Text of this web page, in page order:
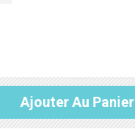
Ajouter Au Panier